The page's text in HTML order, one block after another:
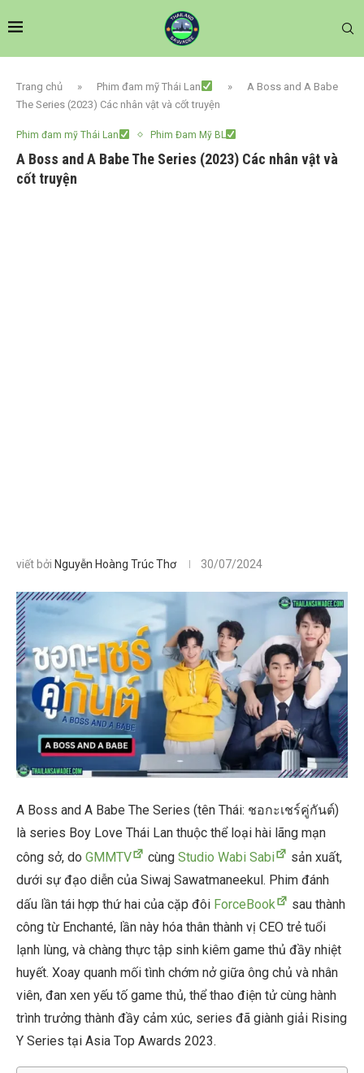
Trang chủ » Phim đam mỹ Thái Lan »
A Boss and A Babe
The Series (2023) Các nhân vật và cốt truyện
Phim đam mỹ Thái Lan Phim Đam Mỹ BL
A Boss and A Babe The Series (2023) Các nhân vật và
cốt truyện
viết bởi Nguyễn Hoàng Trúc Thơ 30/07/2024
A Boss and A Babe The Series (tên Thái: ชอกะเชร์คู่กันต์)
là series Boy Love Thái Lan thuộc thể loại hài lãng mạn
công sở, do GMMTV cùng Studio Wabi Sabi
sản xuất,
dưới sự đạo diễn của Siwaj Sawatmaneekul. Phim đánh
dấu lần tái hợp thứ hai của cặp đôi ForceBook
sau thành
công từ Enchanté, lần này hóa thân thành vị CEO trẻ tuổi
lạnh lùng, và chàng thực tập sinh kiêm game thủ đầy nhiệt
huyết. Xoay quanh mối tình chớm nở giữa ông chủ và nhân
viên, đan xen yếu tố game thủ, thể thao điện tử cùng hành
trình trưởng thành đầy cảm xúc, series đã giành giải Rising
Y Series tại Asia Top Awards 2023.